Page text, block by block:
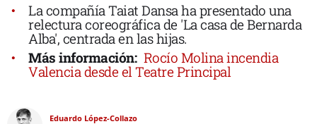
La compañía Taiat Dansa ha presentado una
relectura coreográfica de 'La casa de Bernarda
Alba', centrada en las hijas.
Más información: Rocío Molina incendia
Valencia desde el Teatre Principal
Eduardo López-Collazo